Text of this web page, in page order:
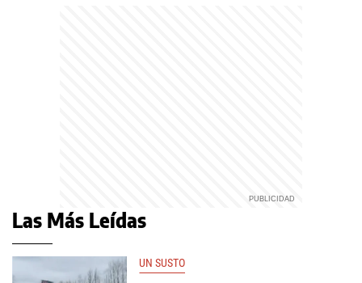
Las Más Leídas
UN SUSTO